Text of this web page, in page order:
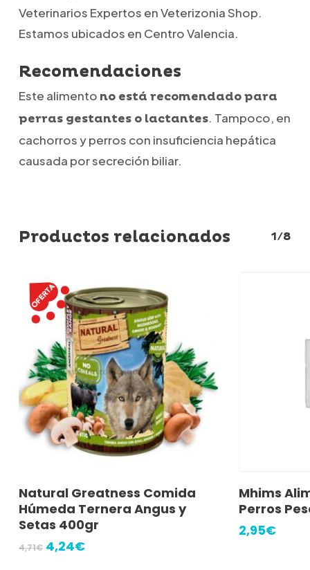
Veterinarios Expertos en Veterizonia Shop.
Estamos ubicados en Centro Valencia.
Recomendaciones
Este alimento no está recomendado para
perras gestantes o lactantes. Tampoco, en
cachorros y perros con insuficiencia hepática
causada por secreción biliar.
Productos relacionados 1/8
Añadir Al Carrito
Natural Greatness Comida
Húmeda Ternera Angus y
Setas 400gr
4,71€ El
4,24€El
Mhims
Perros
2,95€